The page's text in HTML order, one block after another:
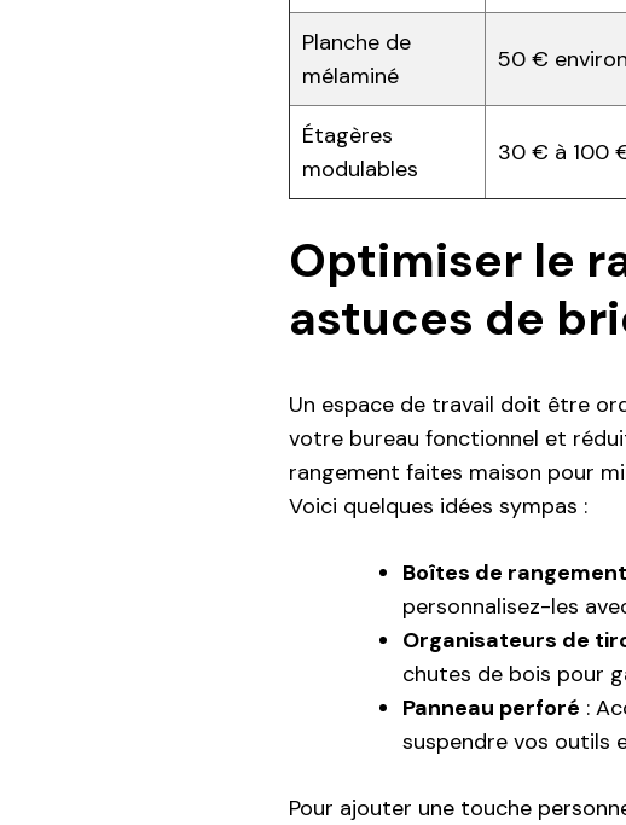
Planche de
mélaminé
50 € environ
Étagères
modulables
30 € à 100
Optimiser le
astuces de
Un espace de travail doit être
votre bureau fonctionnel et
rangement faites maison pour
Voici quelques idées sympas :
Boîtes de rangement
personnalisez-les
Organisateurs de
chutes de bois pour
Panneau perforé :
suspendre vos outils
Pour ajouter une touche